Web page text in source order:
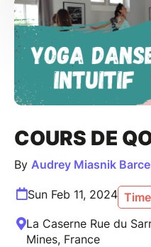
COURS DE
By Audrey Miasnik
Sun Feb 11, 2024
La Caserne Rue du
Mines, France